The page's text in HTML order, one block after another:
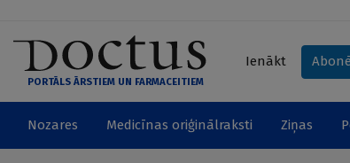
PORTĀLS ĀRSTIEM UN FARMACEITIEM
Ienākt
Nozares Medicīnas oriģinālraksti Ziņas